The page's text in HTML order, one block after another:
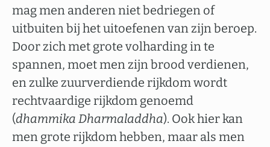
mag men anderen niet bedriegen of
uitbuiten bij het uitoefenen van zijn beroep.
Door zich met grote volharding in te
spannen, moet men zijn brood verdienen,
en zulke zuurverdiende rijkdom wordt
rechtvaardige rijkdom genoemd
(dhammika Dharmaladdha). Ook hier kan
men grote rijkdom hebben, maar als men